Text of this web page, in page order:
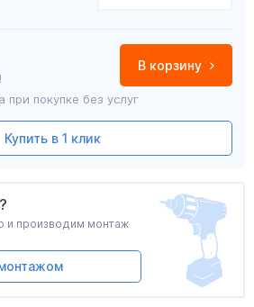
В корзину
при покупке без услуг
Купить в 1 клик
и производим монтаж